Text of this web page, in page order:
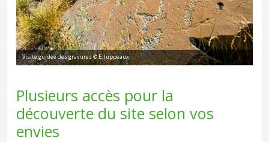
Visite guidée des gravures © E. Juppeaux
Plusieurs accès pour la
découverte du site selon vos
envies